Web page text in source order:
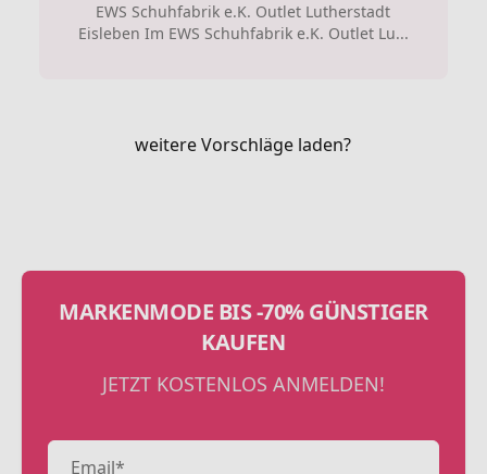
EWS Schuhfabrik e.K. Outlet Lutherstadt
Eisleben Im EWS Schuhfabrik e.K. Outlet Lu...
weitere Vorschläge laden?
MARKENMODE BIS -70% GÜNSTIGER
KAUFEN
JETZT KOSTENLOS ANMELDEN!